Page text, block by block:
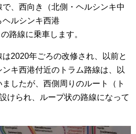
、西向き（北側・ヘルシンキ中
ルシンキ西港
路線に乗車します。
2020年ごろの改修され、以前と
キ西港付近のトラム路線は、以
したが、西側周りのルート（ト
けられ、ループ状の路線になって